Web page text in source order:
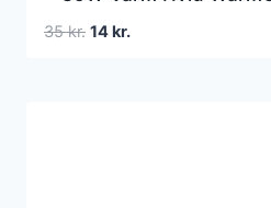
pak
35kr. Den
14kr.